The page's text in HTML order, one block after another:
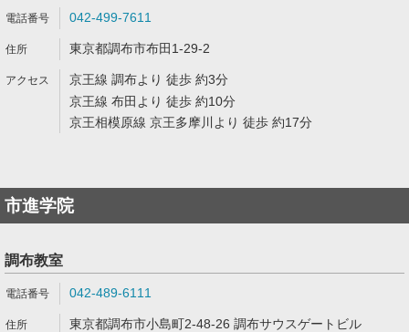
042-499-7611
東京都調布市布田1-29-2
京王線 調布より 徒歩 約3分
京王線 布田より 徒歩 約10分
京王相模原線 京王多摩川より 徒歩 約17分
市進学院
調布教室
042-489-6111
東京都調布市小島町2-48-26 調布サウスゲートビル